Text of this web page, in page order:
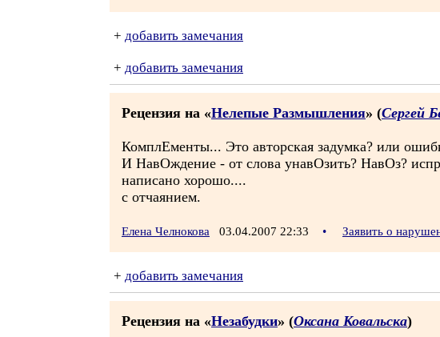
+ добавить замечания
+ добавить замечания
Рецензия на «Нелепые Размышления» (Сергей
КомплЕменты... Это авторская задумка? или
И НавОждение - от слова унавОзить? НавОз?
написано хорошо....
с отчаянием.
Елена Челнокова 03.04.2007 22:33 • Заявить о
+ добавить замечания
Рецензия на «Hезабудки» (Оксана Ковальска)